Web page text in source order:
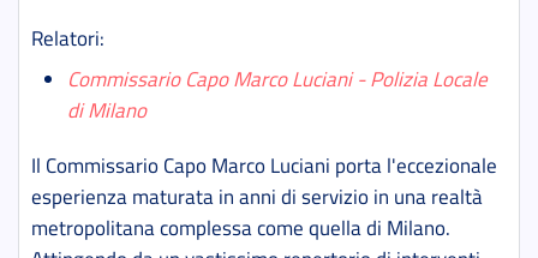
Relatori:
Commissario Capo Marco Luciani - Polizia Locale
di Milano
Il Commissario Capo Marco Luciani porta l'eccezionale
esperienza maturata in anni di servizio in una realtà
metropolitana complessa come quella di Milano.